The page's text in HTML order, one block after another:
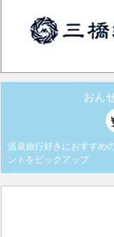
おん
温泉旅行好きにおすすめ
ントをピックアップ